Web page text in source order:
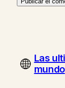
Las
mundo